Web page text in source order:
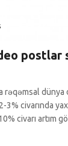
postlar
rəqəmsal
civarında
civarı artım